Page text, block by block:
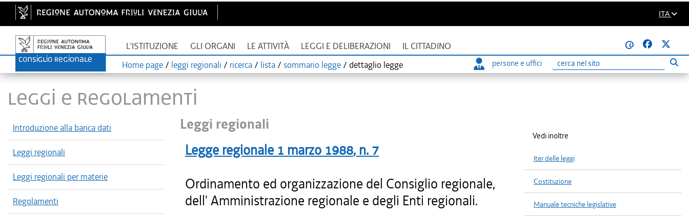
ITA
L'ISTITUZIONE GLI ORGANI LE ATTIVITÀ LEGGI E DELIBERAZIONI IL CITTADINO
@
Home page / leggi regionali / ricerca / lista / sommario legge / dettaglio legge persone e uffici
Ricerca
LEGGI E REGOLAMENTI
Introduzione alla banca dati
Leggi regionali
Leggi regionali per materie
Regolamenti
Leggi regionali
Legge regionale 1 marzo 1988, n. 7
Ordinamento ed organizzazione del Consiglio regionale,
dell' Amministrazione regionale e degli Enti regionali.
Vedi inoltre
Iter delle leggi
Costituzione
Manuale tecniche legislative